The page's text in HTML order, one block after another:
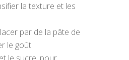
la texture et les
par de la pâte de
le goût.